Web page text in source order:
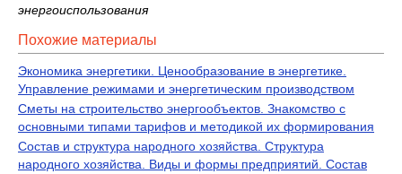
энергоиспользования
Похожие материалы
Экономика энергетики. Ценообразование в энергетике.
Управление режимами и энергетическим производством
Сметы на строительство энергообъектов. Знакомство с
основными типами тарифов и методикой их формирования
Состав и структура народного хозяйства. Структура
народного хозяйства. Виды и формы предприятий. Состав